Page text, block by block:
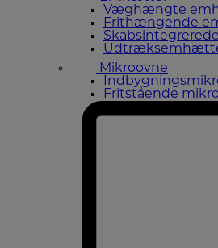
Væghængte
Frithængende
Mikroovne
Fritstående